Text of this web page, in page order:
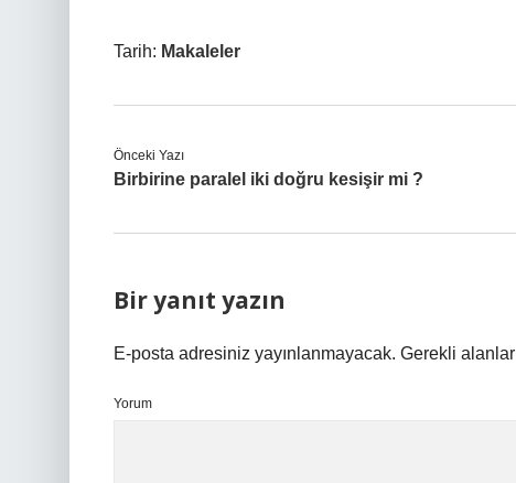
Tarih: Makaleler
Önceki Yazı
Birbirine paralel iki doğru kesişir mi ?
Bir yanıt yazın
E-posta adresiniz yayınlanmayacak. Gerekli alanlar
Yorum